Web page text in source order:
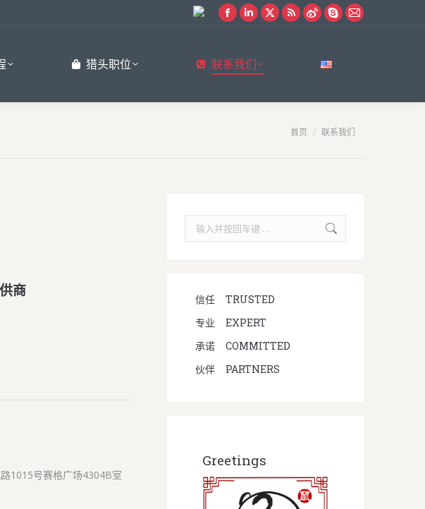
Facebook
opens
in
Linkedin
opens
in
X
Rss WeiboSkypeMail
猎头职位 联系我们
您在这里：
首页 联系我们
商
1015号赛格广场4304B室
Search:
信任
TRUSTED
专业
EXPERT
承诺
COMMITTED
伙伴
PARTNERS
Greetings